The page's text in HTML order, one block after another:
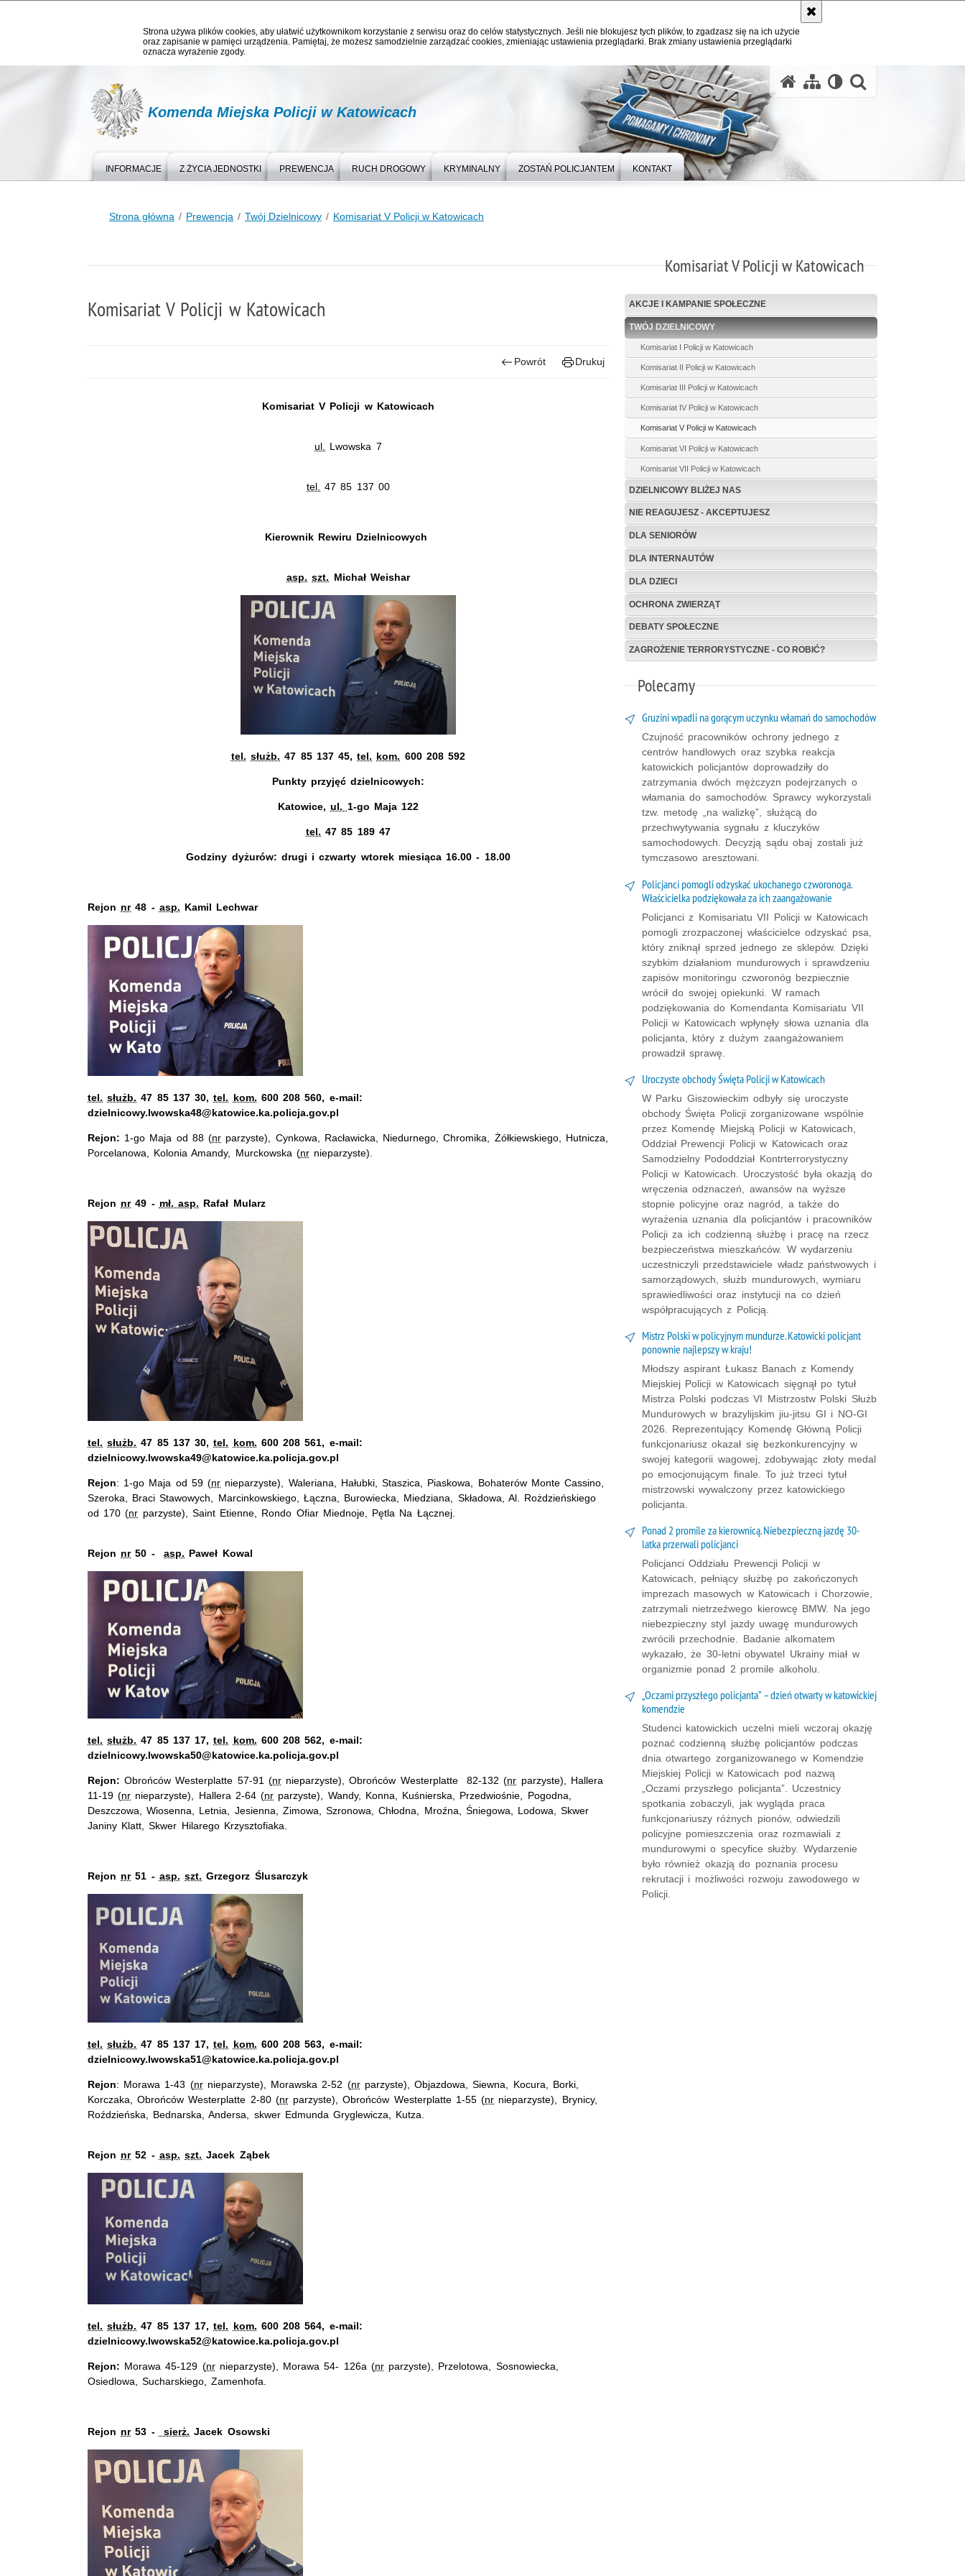
Strona używa plików cookies, aby ułatwić użytkownikom korzystanie z serwisu oraz do celów statystycznych. Jeśli nie blokujesz tych plików, to zgadzasz się na ich użycie
oraz zapisanie w pamięci urządzenia. Pamiętaj, że możesz samodzielnie zarządzać cookies, zmieniając ustawienia przeglądarki. Brak zmiany ustawienia przeglądarki
oznacza wyrażenie zgody.
Komenda Miejska Policji w Katowicach
INFORMACJE Z ŻYCIA JEDNOSTKI PREWENCJA RUCH DROGOWY KRYMINALNY ZOSTAŃ POLICJANTEM KONTAKT
Strona główna Prewencja Twój Dzielnicowy Komisariat V Policji w Katowicach
Komisariat V Policji w Katowicach
Komisariat V Policji w Katowicach
Powrót Drukuj
Komisariat V Policji w Katowicach
ul. Lwowska 7
tel. 47 85 137 00
Kierownik Rewiru Dzielnicowych
asp. szt. Michał Weishar
tel. służb. 47 85 137 45,tel. kom. 600 208 592
Punkty przyjęć dzielnicowych:
Katowice,ul. 1-go Maja 122
tel. 47 85 189 47
Godziny dyżurów: drugi i czwarty wtorek miesiąca 16.00 - 18.00
Rejon nr48 - asp. Kamil Lechwar
tel. służb. 47 85 137 30,tel. kom. 600 208 560, e-mail:
dzielnicowy.lwowska48@katowice.ka.policja.gov.pl
Rejon: 1-go Maja od 88 (nr parzyste), Cynkowa, Racławicka, Niedurnego, Chromika, Żółkiewskiego, Hutnicza,
Porcelanowa, Kolonia Amandy, Murckowska (nrnieparzyste).
Rejon nr49 - mł. asp. Rafał Mularz
tel. służb. 47 85 137 30,tel. kom. 600 208 561, e-mail:
dzielnicowy.lwowska49@katowice.ka.policja.gov.pl
Rejon: 1-go Maja od 59 (nr nieparzyste), Waleriana, Hałubki, Staszica, Piaskowa, Bohaterów Monte Cassino,
Szeroka, Braci Stawowych, Marcinkowskiego, Łączna, Burowiecka, Miedziana, Składowa, Al. Rożdzieńskiego
od 170 (nr parzyste), Saint Etienne, Rondo Ofiar Miednoje, Pętla Na Łącznej.
Rejon nr50 -asp. Paweł Kowal
tel. służb. 47 85 137 17,tel. kom. 600 208 562, e-mail:
dzielnicowy.lwowska50@katowice.ka.policja.gov.pl
Rejon:Obrońców Westerplatte 57-91 (nrnieparzyste), Obrońców Westerplatte 82-132 (nr parzyste), Hallera
11-19 (nr nieparzyste), Hallera 2-64 (nr parzyste), Wandy, Konna, Kuśnierska, Przedwiośnie, Pogodna,
Deszczowa, Wiosenna, Letnia, Jesienna, Zimowa, Szronowa, Chłodna, Mroźna, Śniegowa, Lodowa, Skwer
Janiny Klatt, Skwer Hilarego Krzysztofiaka.
Rejon nr51 - asp. szt. Grzegorz Ślusarczyk
tel. służb. 47 85 137 17,tel. kom. 600 208 563, e-mail:
dzielnicowy.lwowska51@katowice.ka.policja.gov.pl
Rejon: Morawa 1-43 (nrnieparzyste), Morawska 2-52 (nrparzyste), Objazdowa, Siewna, Kocura, Borki,
Korczaka, Obrońców Westerplatte 2-80 (nrparzyste), Obrońców Westerplatte 1-55 (nr nieparzyste), Brynicy,
Roździeńska, Bednarska, Andersa, skwer Edmunda Gryglewicza, Kutza.
Rejon nr52 - asp. szt. Jacek Ząbek
tel. służb. 47 85 137 17,tel. kom. 600 208 564, e-mail:
dzielnicowy.lwowska52@katowice.ka.policja.gov.pl
Rejon: Morawa 45-129 (nrnieparzyste), Morawa 54- 126a (nrparzyste), Przelotowa, Sosnowiecka,
Osiedlowa, Sucharskiego, Zamenhofa.
Rejon nr53 - sierż. Jacek Osowski
AKCJE I KAMPANIE SPOŁECZNE
TWÓJ DZIELNICOWY
Komisariat I Policji w Katowicach
Komisariat II Policji w Katowicach
Komisariat III Policji w Katowicach
Komisariat IV Policji w Katowicach
Komisariat V Policji w Katowicach
Komisariat VI Policji w Katowicach
Komisariat VII Policji w Katowicach
DZIELNICOWY BLIŻEJ NAS
NIE REAGUJESZ - AKCEPTUJESZ
DLA SENIORÓW
DLA INTERNAUTÓW
DLA DZIECI
OCHRONA ZWIERZĄT
DEBATY SPOŁECZNE
ZAGROŻENIE TERRORYSTYCZNE - CO ROBIĆ?
Polecamy
Gruzini wpadli na gorącym uczynku włamań do samochodów
Czujność pracowników ochrony jednego z
centrów handlowych oraz szybka reakcja
katowickich policjantów doprowadziły do
zatrzymania dwóch mężczyzn podejrzanych o
włamania do samochodów. Sprawcy wykorzystali
tzw. metodę „na walizkę”, służącą do
przechwytywania sygnału z kluczyków
samochodowych. Decyzją sądu obaj zostali już
tymczasowo aresztowani.
Policjanci pomogli odzyskać ukochanego czworonoga.
Właścicielka podziękowała za ich zaangażowanie
Policjanci z Komisariatu VII Policji w Katowicach
pomogli zrozpaczonej właścicielce odzyskać psa,
który zniknął sprzed jednego ze sklepów. Dzięki
szybkim działaniom mundurowych i sprawdzeniu
zapisów monitoringu czworonóg bezpiecznie
wrócił do swojej opiekunki. W ramach
podziękowania do Komendanta Komisariatu VII
Policji w Katowicach wpłynęły słowa uznania dla
policjanta, który z dużym zaangażowaniem
prowadził sprawę.
Uroczyste obchody Święta Policji w Katowicach
W Parku Giszowieckim odbyły się uroczyste
obchody Święta Policji zorganizowane wspólnie
przez Komendę Miejską Policji w Katowicach,
Oddział Prewencji Policji w Katowicach oraz
Samodzielny Pododdział Kontrterrorystyczny
Policji w Katowicach. Uroczystość była okazją do
wręczenia odznaczeń, awansów na wyższe
stopnie policyjne oraz nagród, a także do
wyrażenia uznania dla policjantów i pracowników
Policji za ich codzienną służbę i pracę na rzecz
bezpieczeństwa mieszkańców. W wydarzeniu
uczestniczyli przedstawiciele władz państwowych i
samorządowych, służb mundurowych, wymiaru
sprawiedliwości oraz instytucji na co dzień
współpracujących z Policją.
Mistrz Polski w policyjnym mundurze. Katowicki policjant
ponownie najlepszy w kraju!
Młodszy aspirant Łukasz Banach z Komendy
Miejskiej Policji w Katowicach sięgnął po tytuł
Mistrza Polski podczas VI Mistrzostw Polski Służb
Mundurowych w brazylijskim jiu-jitsu GI i NO-GI
2026. Reprezentujący Komendę Główną Policji
funkcjonariusz okazał się bezkonkurencyjny w
swojej kategorii wagowej, zdobywając złoty medal
po emocjonującym finale. To już trzeci tytuł
mistrzowski wywalczony przez katowickiego
policjanta.
Ponad 2 promile za kierownicą. Niebezpieczną jazdę 30-
latka przerwali policjanci
Policjanci Oddziału Prewencji Policji w
Katowicach, pełniący służbę po zakończonych
imprezach masowych w Katowicach i Chorzowie,
zatrzymali nietrzeźwego kierowcę BMW. Na jego
niebezpieczny styl jazdy uwagę mundurowych
zwrócili przechodnie. Badanie alkomatem
wykazało, że 30-letni obywatel Ukrainy miał w
organizmie ponad 2 promile alkoholu.
„Oczami przyszłego policjanta” – dzień otwarty w katowickiej
komendzie
Studenci katowickich uczelni mieli wczoraj okazję
poznać codzienną służbę policjantów podczas
dnia otwartego zorganizowanego w Komendzie
Miejskiej Policji w Katowicach pod nazwą
„Oczami przyszłego policjanta”. Uczestnicy
spotkania zobaczyli, jak wygląda praca
funkcjonariuszy różnych pionów, odwiedzili
policyjne pomieszczenia oraz rozmawiali z
mundurowymi o specyfice służby. Wydarzenie
było również okazją do poznania procesu
rekrutacji i możliwości rozwoju zawodowego w
Policji.